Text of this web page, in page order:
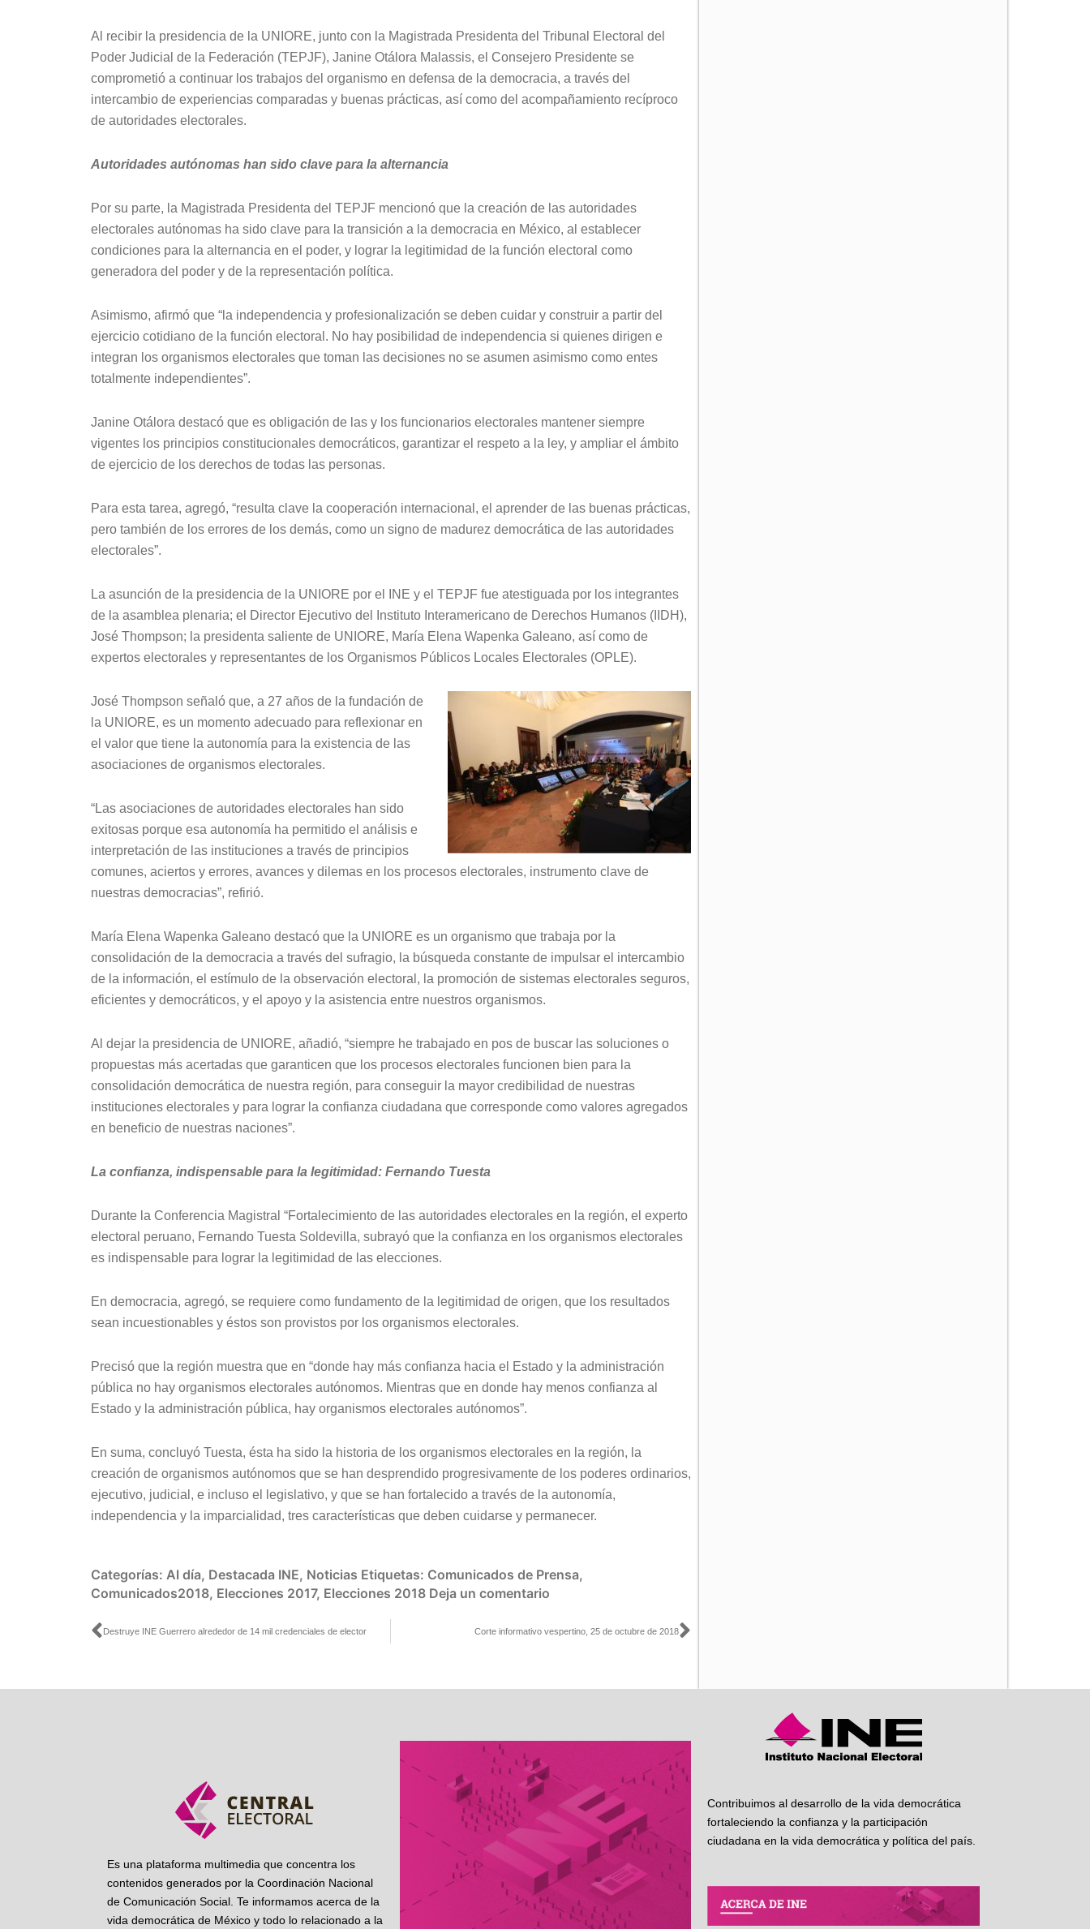
Al recibir la presidencia de la UNIORE, junto con la Magistrada Presidenta del Tribunal Electoral del
Poder Judicial de la Federación (TEPJF), Janine Otálora Malassis, el Consejero Presidente se
comprometió a continuar los trabajos del organismo en defensa de la democracia, a través del
intercambio de experiencias comparadas y buenas prácticas, así como del acompañamiento recíproco
de autoridades electorales.
Autoridades autónomas han sido clave para la alternancia
Por su parte, la Magistrada Presidenta del TEPJF mencionó que la creación de las autoridades
electorales autónomas ha sido clave para la transición a la democracia en México, al establecer
condiciones para la alternancia en el poder, y lograr la legitimidad de la función electoral como
generadora del poder y de la representación política.
Asimismo, afirmó que “la independencia y profesionalización se deben cuidar y construir a partir del
ejercicio cotidiano de la función electoral. No hay posibilidad de independencia si quienes dirigen e
integran los organismos electorales que toman las decisiones no se asumen asimismo como entes
totalmente independientes”.
Janine Otálora destacó que es obligación de las y los funcionarios electorales mantener siempre
vigentes los principios constitucionales democráticos, garantizar el respeto a la ley, y ampliar el ámbito
de ejercicio de los derechos de todas las personas.
Para esta tarea, agregó, “resulta clave la cooperación internacional, el aprender de las buenas prácticas,
pero también de los errores de los demás, como un signo de madurez democrática de las autoridades
electorales”.
La asunción de la presidencia de la UNIORE por el INE y el TEPJF fue atestiguada por los integrantes
de la asamblea plenaria; el Director Ejecutivo del Instituto Interamericano de Derechos Humanos (IIDH),
José Thompson; la presidenta saliente de UNIORE, María Elena Wapenka Galeano, así como de
expertos electorales y representantes de los Organismos Públicos Locales Electorales (OPLE).
José Thompson señaló que, a 27 años de la fundación de
la UNIORE, es un momento adecuado para reflexionar en
el valor que tiene la autonomía para la existencia de las
asociaciones de organismos electorales.
“Las asociaciones de autoridades electorales han sido
exitosas porque esa autonomía ha permitido el análisis e
interpretación de las instituciones a través de principios
comunes, aciertos y errores, avances y dilemas en los procesos electorales, instrumento clave de
nuestras democracias”, refirió.
María Elena Wapenka Galeano destacó que la UNIORE es un organismo que trabaja por la
consolidación de la democracia a través del sufragio, la búsqueda constante de impulsar el intercambio
de la información, el estímulo de la observación electoral, la promoción de sistemas electorales seguros,
eficientes y democráticos, y el apoyo y la asistencia entre nuestros organismos.
Al dejar la presidencia de UNIORE, añadió, “siempre he trabajado en pos de buscar las soluciones o
propuestas más acertadas que garanticen que los procesos electorales funcionen bien para la
consolidación democrática de nuestra región, para conseguir la mayor credibilidad de nuestras
instituciones electorales y para lograr la confianza ciudadana que corresponde como valores agregados
en beneficio de nuestras naciones”.
La confianza, indispensable para la legitimidad: Fernando Tuesta
Durante la Conferencia Magistral “Fortalecimiento de las autoridades electorales en la región, el experto
electoral peruano, Fernando Tuesta Soldevilla, subrayó que la confianza en los organismos electorales
es indispensable para lograr la legitimidad de las elecciones.
En democracia, agregó, se requiere como fundamento de la legitimidad de origen, que los resultados
sean incuestionables y éstos son provistos por los organismos electorales.
Precisó que la región muestra que en “donde hay más confianza hacia el Estado y la administración
pública no hay organismos electorales autónomos. Mientras que en donde hay menos confianza al
Estado y la administración pública, hay organismos electorales autónomos”.
En suma, concluyó Tuesta, ésta ha sido la historia de los organismos electorales en la región, la
creación de organismos autónomos que se han desprendido progresivamente de los poderes ordinarios,
ejecutivo, judicial, e incluso el legislativo, y que se han fortalecido a través de la autonomía,
independencia y la imparcialidad, tres características que deben cuidarse y permanecer.
Categorías: Al día, Destacada INE, Noticias Etiquetas: Comunicados de Prensa,
Comunicados2018, Elecciones 2017, Elecciones 2018 Deja un comentario
Ant
Destruye INE Guerrero alrededor de 14 mil credenciales de elector Corte informativo vespertino, 25 de octubre de 2018Siguiente
Es una plataforma multimedia que concentra los
contenidos generados por la Coordinación Nacional
de Comunicación Social. Te informamos acerca de la
vida democrática de México y todo lo relacionado a la
Contribuimos al desarrollo de la vida democrática
fortaleciendo la confianza y la participación
ciudadana en la vida democrática y política del país.